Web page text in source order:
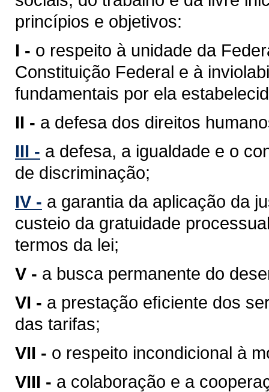
princípios e objetivos:
I - o respeito à unidade da
Constituição Federal e à
fundamentais por ela
II - a defesa dos direitos
III - a defesa, a igualdade e o
de discriminação;
IV - a garantia da aplicação da
custeio da gratuidade
termos da lei;
V - a busca permanente do
VI - a prestação eﬁciente dos
das tarifas;
VII - o respeito incondicional à
VIII - a colaboração e a